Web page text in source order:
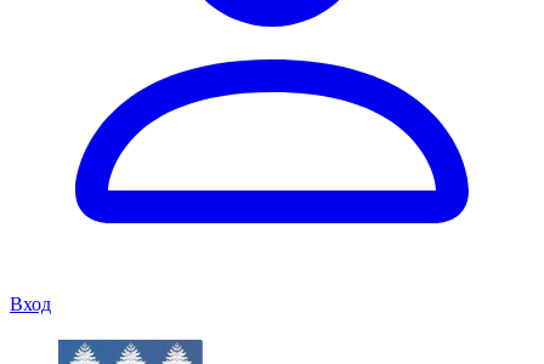
Вход